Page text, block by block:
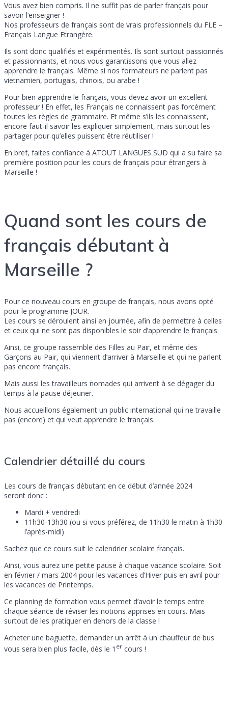
Vous avez bien compris. Il ne suffit pas de parler français pour
savoir l’enseigner !
Nos professeurs de français sont de vrais professionnels du FLE –
Français Langue Etrangère.
Ils sont donc qualifiés et expérimentés. Ils sont surtout passionnés
et passionnants, et nous vous garantissons que vous allez
apprendre le français. Même si nos formateurs ne parlent pas
vietnamien, portugais, chinois, ou arabe !
Pour bien apprendre le français, vous devez avoir un excellent
professeur ! En effet, les Français ne connaissent pas forcément
toutes les règles de grammaire. Et même s’ils les connaissent,
encore faut-il savoir les expliquer simplement, mais surtout les
partager pour qu’elles puissent être réutiliser !
En bref, faites confiance à ATOUT LANGUES SUD qui a su faire sa
première position pour les cours de français pour étrangers à
Marseille !
Quand sont les cours de
français débutant à
Marseille ?
Pour ce nouveau cours en groupe de français, nous avons opté
pour le programme JOUR.
Les cours se déroulent ainsi en journée, afin de permettre à celles
et ceux qui ne sont pas disponibles le soir d’apprendre le français.
Ainsi, ce groupe rassemble des Filles au Pair, et même des
Garçons au Pair, qui viennent d’arriver à Marseille et qui ne parlent
pas encore français.
Mais aussi les travailleurs nomades qui arrivent à se dégager du
temps à la pause déjeuner.
Nous accueillons également un public international qui ne travaille
pas (encore) et qui veut apprendre le français.
Calendrier détaillé du cours
Les cours de français débutant en ce début d’année 2024
seront donc :
Mardi + vendredi
11h30-13h30 (ou si vous préférez, de 11h30 le matin à 1h30
l’après-midi)
Sachez que ce cours suit le calendrier scolaire français.
Ainsi, vous aurez une petite pause à chaque vacance scolaire. Soit
en février / mars 2004 pour les vacances d’Hiver puis en avril pour
les vacances de Printemps.
Ce planning de formation vous permet d’avoir le temps entre
chaque séance de réviser les notions apprises en cours. Mais
surtout de les pratiquer en dehors de la classe !
Acheter une baguette, demander un arrêt à un chauffeur de bus
vous sera bien plus facile, dès le 1 er cours !